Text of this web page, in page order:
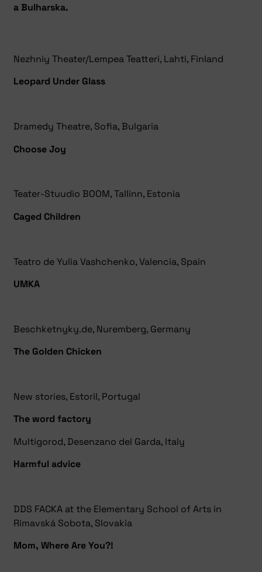
a Bulharska.
Nezhniy Theater/Lempea Teatteri, Lahti, Finland
Leopard Under Glass
Dramedy Theatre, Sofia, Bulgaria
Choose Joy
Teater-Stuudio BOOM, Tallinn, Estonia
Caged Children
Teatro de Yulia Vashchenko, Valencia, Spain
UMKA
Beschketnyky.de, Nuremberg, Germany
The Golden Chicken
New stories, Estoril, Portugal
The word factory
Multigorod, Desenzano del Garda, Italy
Harmful advice
DDS FACKA at the Elementary School of Arts in
Rimavská Sobota, Slovakia
Mom, Where Are You?!